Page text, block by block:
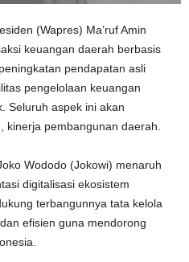
(Wapres) Ma’ruf Amin
keuangan daerah berbasis
pendapatan asli
pengelolaan keuangan
Seluruh aspek ini akan
kinerja pembangunan daerah.
Wododo (Jokowi) menaruh
digitalisasi ekosistem
terbangunnya tata kelola
efisien guna mendorong